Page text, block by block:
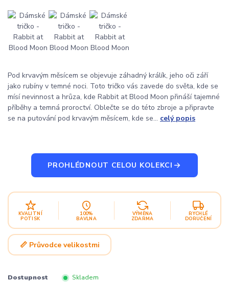
Pod krvavým měsícem se objevuje záhadný králík, jeho oči září
jako rubíny v temné noci. Toto tričko vás zavede do světa, kde se
mísí nevinnost a hrůza, kde Rabbit at Blood Moon přináší tajemné
příběhy a temná proroctví. Oblečte se do této zbroje a připravte
se na putování pod krvavým měsícem, kde se... celý popis
PROHLÉDNOUT CELOU KOLEKCI
KVALITNÍ
POTISK
100%
BAVLNA
VÝMĚNA
ZDARMA
RYCHLÉ
DORUČENÍ
📏 Průvodce velikostmi
Dostupnost Skladem